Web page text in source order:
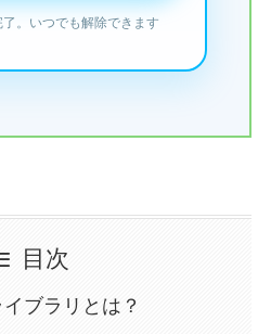
目次
イブラリとは？